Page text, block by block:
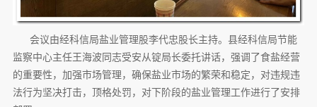
会议由经科信局盐业管理股李代忠股长主持。县经科信局节能
监察中心主任王海波同志受安从锭局长委托讲话，强调了食盐经营
的重要性，加强市场管理，确保盐业市场的繁荣和稳定，对违规违
法行为坚决打击，顶格处罚，对下阶段的盐业管理工作进行了安排